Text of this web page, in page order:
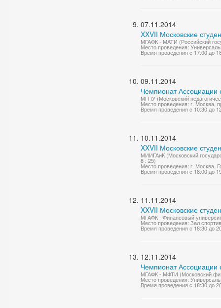
07.11.2014
XXVII Московские
МГАФК - МАТИ (Российский
Место проведения:
Время проведения с 17:00 до
09.11.2014
Чемпионат Ассоциации
МГПУ (Московский
Место проведения: г. Москва,
Время проведения с 10:30 до
10.11.2014
XXVII Московские
МИИГАиК (Московский
8 : 25)
Место проведения: г. Москва,
Время проведения с 18:00 до
11.11.2014
XXVII Московские
МГАФК - Финансовый
Место проведения: Зал
Время проведения с 18:30 до
12.11.2014
Чемпионат Ассоциации
МГАФК - МФТИ (Московский
Место проведения:
Время проведения с 18:30 до